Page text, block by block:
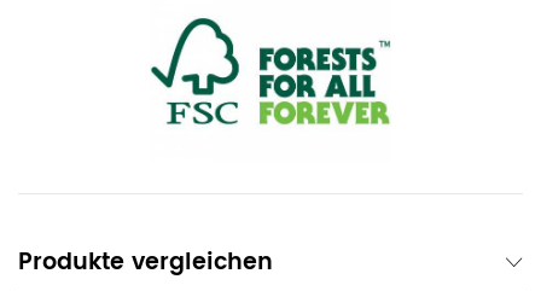
Produkte vergleichen